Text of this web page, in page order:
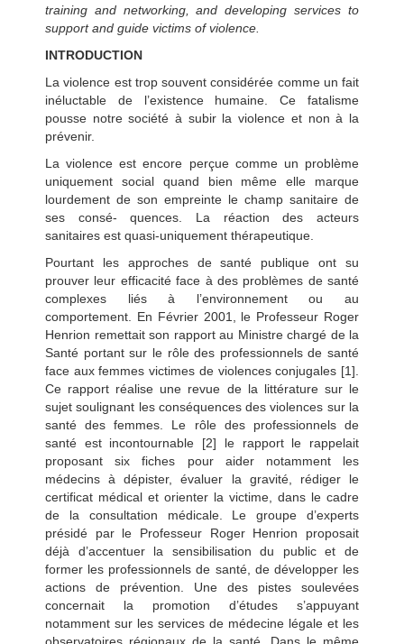
training and networking, and developing services to
support and guide victims of violence.
INTRODUCTION
La violence est trop souvent considérée comme un fait
inéluctable de l’existence humaine. Ce fatalisme
pousse notre société à subir la violence et non à la
prévenir.
La violence est encore perçue comme un problème
uniquement social quand bien même elle marque
lourdement de son empreinte le champ sanitaire de
ses consé- quences. La réaction des acteurs
sanitaires est quasi-uniquement thérapeutique.
Pourtant les approches de santé publique ont su
prouver leur efficacité face à des problèmes de santé
complexes liés à l’environnement ou au
comportement. En Février 2001, le Professeur Roger
Henrion remettait son rapport au Ministre chargé de la
Santé portant sur le rôle des professionnels de santé
face aux femmes victimes de violences conjugales [1].
Ce rapport réalise une revue de la littérature sur le
sujet soulignant les conséquences des violences sur la
santé des femmes. Le rôle des professionnels de
santé est incontournable [2] le rapport le rappelait
proposant six fiches pour aider notamment les
médecins à dépister, évaluer la gravité, rédiger le
certificat médical et orienter la victime, dans le cadre
de la consultation médicale. Le groupe d’experts
présidé par le Professeur Roger Henrion proposait
déjà d’accentuer la sensibilisation du public et de
former les professionnels de santé, de développer les
actions de prévention. Une des pistes soulevées
concernait la promotion d’études s’appuyant
notamment sur les services de médecine légale et les
observatoires régionaux de la santé. Dans le même